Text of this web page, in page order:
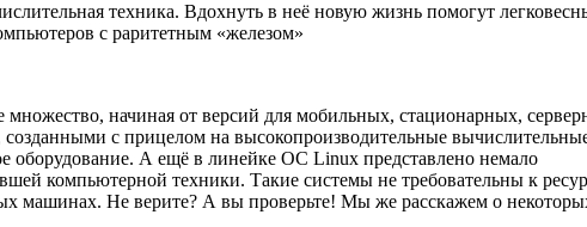
техника. Вдохнуть в неё новую жизнь помогут
с раритетным «железом»
начиная от версий для мобильных, стационарных,
с прицелом на высокопроизводительные
оборудование. А ещё в линейке ОС Linux представлено немало
компьютерной техники. Такие системы не требовательны к
машинах. Не верите? А вы проверьте! Мы же расскажем о